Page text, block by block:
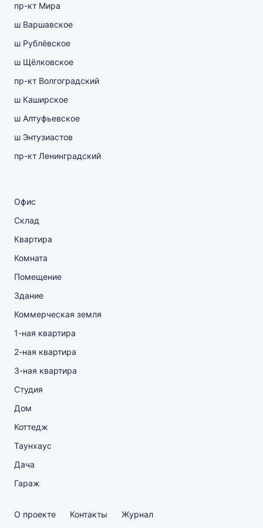
пр-кт Мира
ш Варшавское
ш Рублёвское
ш Щёлковское
пр-кт Волгоградский
ш Каширское
ш Алтуфьевское
ш Энтузиастов
пр-кт Ленинградский
Офис
Склад
Квартира
Комната
Помещение
Здание
Коммерческая земля
1-ная квартира
2-ная квартира
3-ная квартира
Студия
Дом
Коттедж
Таунхаус
Дача
Гараж
О проекте Контакты Журнал